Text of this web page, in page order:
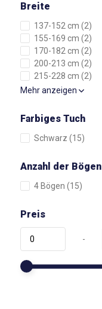
Breite
137-152 cm (2)
155-169 cm (2)
170-182 cm (2)
200-213 cm (2)
215-228 cm (2)
Mehr anzeigen
Farbiges Tuch
Schwarz (15)
Anzahl der Bögen
4 Bögen (15)
Preis
-